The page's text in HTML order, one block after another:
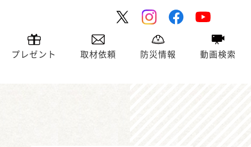
プレゼント 取材依頼 防災情報 動画検索